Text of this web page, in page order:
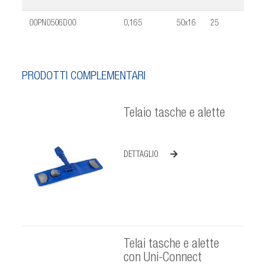
00PN0506D00 0,165 50x16 25
PRODOTTI COMPLEMENTARI
Telaio tasche e alette
DETTAGLIO
Telai tasche e alette
con Uni-Connect